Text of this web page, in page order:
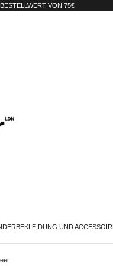
VON 75€
BEKLEIDUNG UND